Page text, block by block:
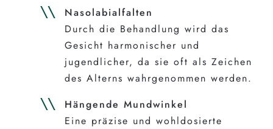
Nasolabialfalten
Durch die Behandlung wird das
Gesicht harmonischer und
jugendlicher, da sie oft als Zeichen
des Alterns wahrgenommen werden.
Hängende Mundwinkel
Eine präzise und wohldosierte